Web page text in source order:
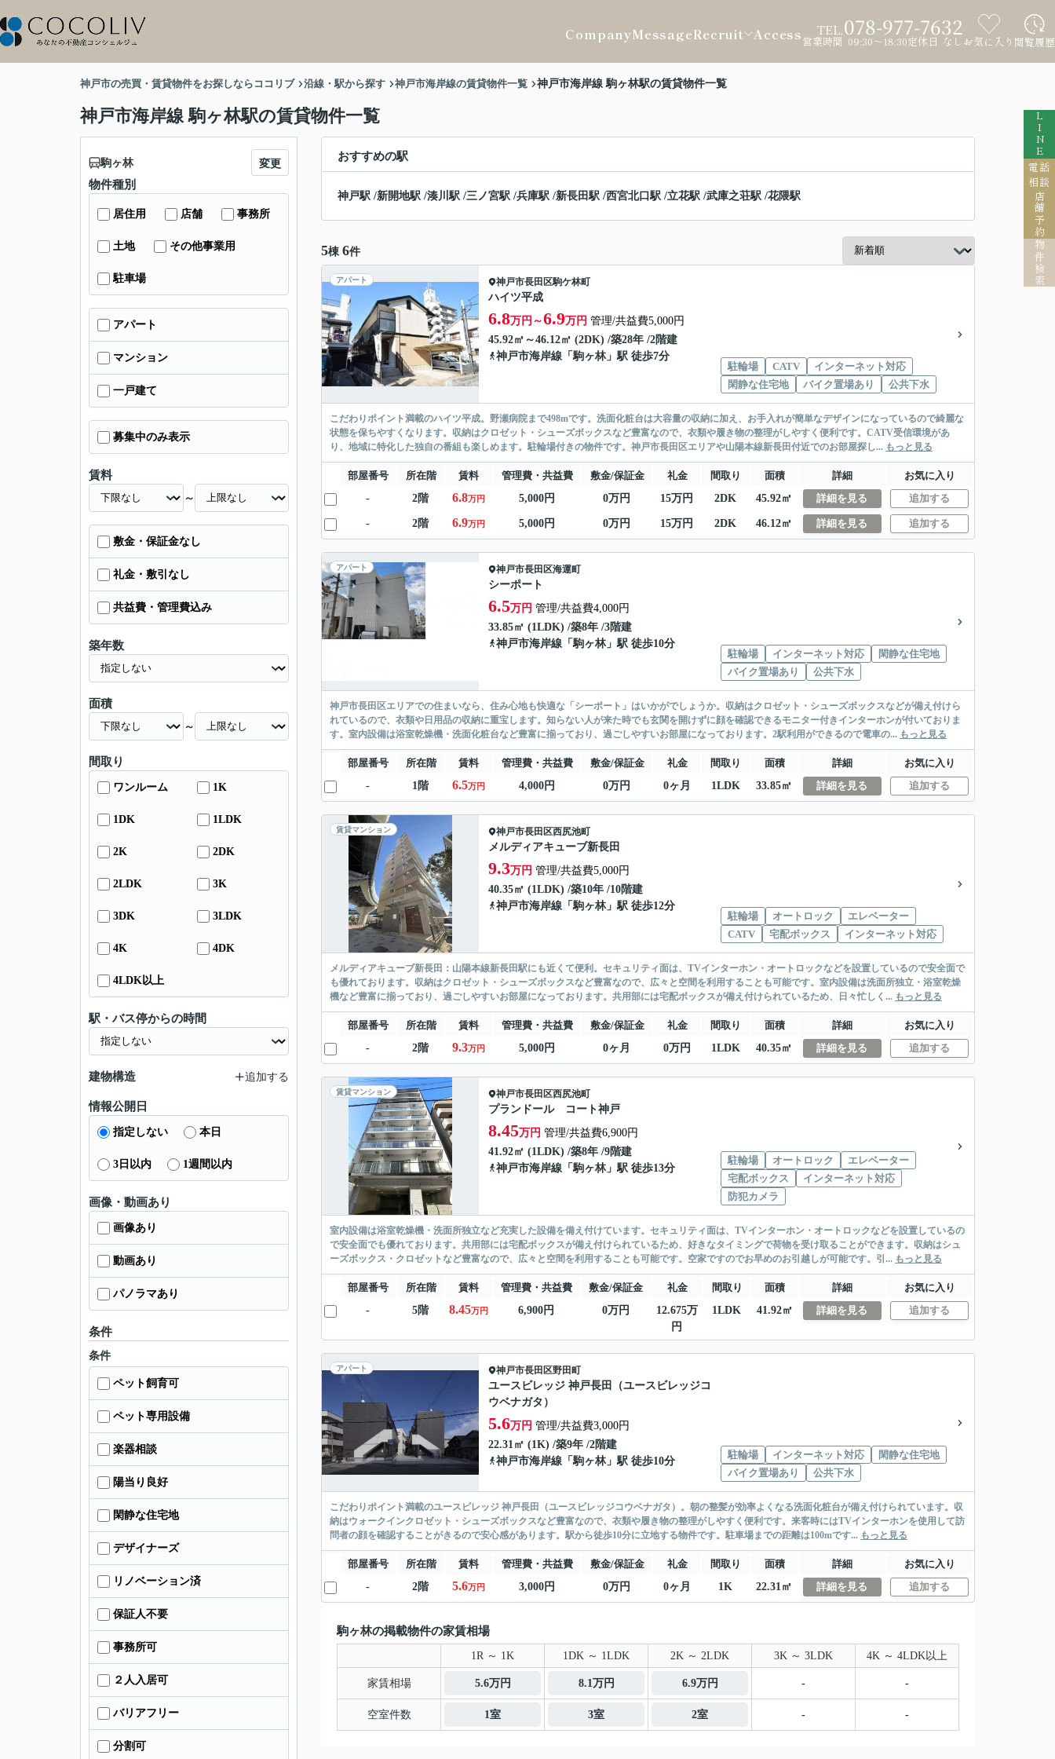
CompanyMessageRecruit Access TEL.078-977-7632
営業時間 09:30～18:30定休日 なし お気に入り 閲覧履歴
LINE
電話
相談
店舗予約
物件検索
神戸市の売買・賃貸物件をお探しならココリブ 沿線・駅から探す 神戸市海岸線の賃貸物件一覧 神戸市海岸線 駒ヶ林駅の賃貸物件一覧
神戸市海岸線 駒ヶ林駅の賃貸物件一覧
おすすめの駅
神戸駅 /新開地駅 /湊川駅 /三ノ宮駅 /兵庫駅 /新長田駅 /西宮北口駅 /立花駅 /武庫之荘駅 /花隈駅
5棟 6件
アパート 神戸市長田区駒ケ林町
ハイツ平成
6.8万円～6.9万円 管理/共益費5,000円
45.92㎡～46.12㎡ (2DK) /築28年 /2階建
神戸市海岸線 「駒ヶ林」駅 徒歩7分
駐輪場
CATV
インターネット対応
閑静な住宅地
バイク置場あり 公共下水
こだわりポイント満載のハイツ平成。野瀬病院まで498mです。洗面化粧台は大容量の収納に加え、お手入れが簡単なデザインになっているので綺麗な
状態を保ちやすくなります。収納はクロゼット・シューズボックスなど豊富なので、衣類や履き物の整理がしやすく便利です。CATV受信環境があ
り、地域に特化した独自の番組も楽しめます。駐輪場付きの物件です。神戸市長田区エリアや山陽本線新長田付近でのお部屋探し... もっと見る
部屋番号 所在階 賃料 管理費・共益費 敷金/保証金 礼金 間取り 面積 詳細
お気に入り
-
2階 6.8万円 5,000円 0万円 15万円 2DK 45.92㎡ 詳細を見る 追加する
- 2階 6.9万円 5,000円 0万円 15万円 2DK 46.12㎡ 詳細を見る 追加する
アパート 神戸市長田区海運町
シーポート
6.5万円 管理/共益費4,000円
33.85㎡ (1LDK) /築8年 /3階建
神戸市海岸線 「駒ヶ林」駅 徒歩10分
駐輪場
インターネット対応
閑静な住宅地
バイク置場あり
公共下水
神戸市長田区エリアでの住まいなら、住み心地も快適な「シーポート」はいかがでしょうか。収納はクロゼット・シューズボックスなどが備え付けら
れているので、衣類や日用品の収納に重宝します。知らない人が来た時でも玄関を開けずに顔を確認できるモニター付きインターホンが付いておりま
す。室内設備は浴室乾燥機・洗面化粧台など豊富に揃っており、過ごしやすいお部屋になっております。2駅利用ができるので電車の... もっと見る
部屋番号 所在階 賃料 管理費・共益費 敷金/保証金 礼金 間取り 面積 詳細
お気に入り
-
1階 6.5万円 4,000円 0万円 0ヶ月 1LDK 33.85㎡ 詳細を見る 追加する
賃貸マンション 神戸市長田区西尻池町
メルディアキューブ新長田
9.3万円 管理/共益費5,000円
40.35㎡ (1LDK) /築10年 /10階建
神戸市海岸線 「駒ヶ林」駅 徒歩12分
駐輪場
オートロック
エレベーター
CATV
宅配ボックス インターネット対応
メルディアキューブ新長田：山陽本線新長田駅にも近くて便利。セキュリティ面は、TVインターホン・オートロックなどを設置しているので安全面で
も優れております。収納はクロゼット・シューズボックスなど豊富なので、広々と空間を利用することも可能です。室内設備は洗面所独立・浴室乾燥
機など豊富に揃っており、過ごしやすいお部屋になっております。共用部には宅配ボックスが備え付けられているため、日々忙しく... もっと見る
部屋番号 所在階 賃料 管理費・共益費 敷金/保証金 礼金 間取り 面積 詳細
お気に入り
-
2階 9.3万円 5,000円 0ヶ月 0万円 1LDK 40.35㎡ 詳細を見る 追加する
賃貸マンション 神戸市長田区西尻池町
プランドール コート神戸
8.45万円 管理/共益費6,900円
41.92㎡ (1LDK) /築8年 /9階建
神戸市海岸線 「駒ヶ林」駅 徒歩13分
駐輪場 オートロック
エレベーター
宅配ボックス
インターネット対応
防犯カメラ
室内設備は浴室乾燥機・洗面所独立など充実した設備を備え付けています。セキュリティ面は、TVインターホン・オートロックなどを設置しているの
で安全面でも優れております。共用部には宅配ボックスが備え付けられているため、好きなタイミングで荷物を受け取ることができます。収納はシュ
ーズボックス・クロゼットなど豊富なので、広々と空間を利用することも可能です。空家ですのでお早めのお引越しが可能です。引... もっと見る
部屋番号 所在階 賃料 管理費・共益費 敷金/保証金 礼金 間取り 面積 詳細
お気に入り
-
5階 8.45万円 6,900円 0万円
12.675万
円
1LDK 41.92㎡ 詳細を見る 追加する
アパート 神戸市長田区野田町
ユースビレッジ 神戸長田（ユースビレッジコ
ウベナガタ）
5.6万円 管理/共益費3,000円
22.31㎡ (1K) /築9年 /2階建
神戸市海岸線 「駒ヶ林」駅 徒歩10分
駐輪場 インターネット対応
閑静な住宅地
バイク置場あり
公共下水
こだわりポイント満載のユースビレッジ 神戸長田（ユースビレッジコウベナガタ）。朝の整髪が効率よくなる洗面化粧台が備え付けられています。収
納はウォークインクロゼット・シューズボックスなど豊富なので、衣類や履き物の整理がしやすく便利です。来客時にはTVインターホンを使用して訪
問者の顔を確認することがきるので安心感があります。駅から徒歩10分に立地する物件です。駐車場までの距離は100mです... もっと見る
部屋番号 所在階 賃料 管理費・共益費 敷金/保証金 礼金 間取り 面積 詳細
お気に入り
-
2階 5.6万円 3,000円 0万円 0ヶ月 1K 22.31㎡ 詳細を見る 追加する
駒ヶ林の掲載物件の家賃相場
1R ～ 1K 1DK ～ 1LDK 2K ～ 2LDK 3K ～ 3LDK 4K ～ 4LDK以上
家賃相場 5.6万円 8.1万円 6.9万円 - -
空室件数 1室 3室 2室 - -
駒ヶ林 変更
物件種別
居住用 店舗 事務所
土地 その他事業用
駐車場
アパート
マンション
一戸建て
募集中のみ表示
賃料
～
敷金・保証金なし
礼金・敷引なし
共益費・管理費込み
築年数
面積
～
間取り
ワンルーム 1K
1DK 1LDK
2K 2DK
2LDK 3K
3DK 3LDK
4K 4DK
4LDK以上
駅・バス停からの時間
建物構造 追加する
情報公開日
指定しない 本日
3日以内 1週間以内
画像・動画あり
画像あり
動画あり
パノラマあり
条件
条件
ペット飼育可
ペット専用設備
楽器相談
陽当り良好
閑静な住宅地
デザイナーズ
リノベーション済
保証人不要
事務所可
２人入居可
バリアフリー
分割可